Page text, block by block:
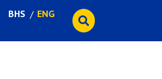
BHS ENG